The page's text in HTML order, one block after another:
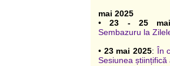
mai 2025
•23 - 25
Sembazuru la
• 23 mai 2025: În
Sesiunea științifică